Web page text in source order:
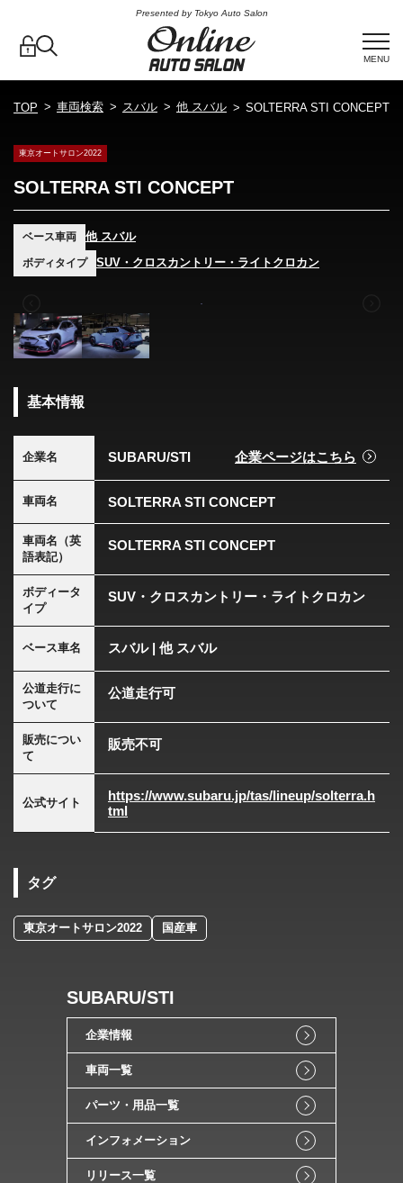
Presented by Tokyo Auto Salon
MENU
TOP 車両検索 スバル 他 スバル SOLTERRA STI CONCEPT
東京オートサロン2022
SOLTERRA STI CONCEPT
ベース車両 他 スバル
ボディタイプ SUV・クロスカントリー・ライトクロカン
基本情報
企業名 SUBARU/STI 企業ページはこちら
車両名 SOLTERRA STI CONCEPT
車両名（英
語表記）
SOLTERRA STI CONCEPT
ボディータ
イプ
SUV・クロスカントリー・ライトクロカン
ベース車名 スバル | 他 スバル
公道走行に
ついて
公道走行可
販売につい
て
販売不可
公式サイト
https://www.subaru.jp/tas/lineup/solterra.h
tml
タグ
東京オートサロン2022 国産車
SUBARU/STI
企業情報
車両一覧
パーツ・用品一覧
インフォメーション
リリース一覧